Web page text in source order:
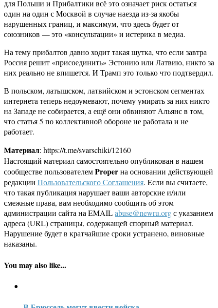
для Польши и Прибалтики всё это означает риск остаться
один на один с Москвой в случае наезда из-за якобы
нарушенных границ, и максимум, что здесь будет от
союзников — это «консультации» и истерика в медиа.
На тему прибалтов давно ходит такая шутка, что если завтра
Россия решит «присоединить» Эстонию или Латвию, никто за
них реально не впишется. И Трамп это только что подтвердил.
В польском, латышском, латвийском и эстонском сегментах
интернета теперь недоумевают, почему умирать за них никто
на Западе не собирается, а ещё они обвиняют Альянс в том,
что статья 5 по коллективной обороне не работала и не
работает.
Материал: https://t.me/svarschiki/12160
Настоящий материал самостоятельно опубликован в нашем
сообществе пользователемProperна основании действующей
редакции Пользовательского Соглашения. Если вы считаете,
что такая публикация нарушает ваши авторские и/или
смежные права, вам необходимо сообщить об этом
администрации сайта на EMAILabuse@newru.orgс указанием
адреса (URL) страницы, содержащей спорный материал.
Нарушение будет в кратчайшие сроки устранено, виновные
наказаны.
You may also like...